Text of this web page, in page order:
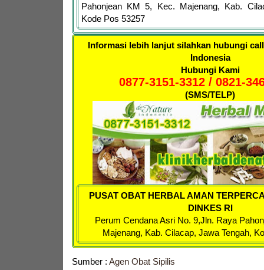
Pahonjean KM 5, Kec. Majenang, Kab.
Kode Pos 53257
Informasi lebih lanjut silahkan hubungi
Indonesia
Hubungi Kami
0877-3151-3312 / 0821-
(SMS/TELP)
PUSAT OBAT HERBAL AMAN
DINKES RI
Perum Cendana Asri No. 9,Jln. Raya
Majenang, Kab. Cilacap, Jawa Tengah,
Sumber : Agen Obat Sipilis